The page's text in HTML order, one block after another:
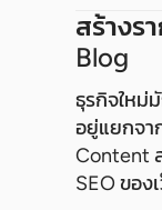
สร้างร
Blog
ธุรกิจใหม่
อยู่แยกจ
Content
SEO ของ